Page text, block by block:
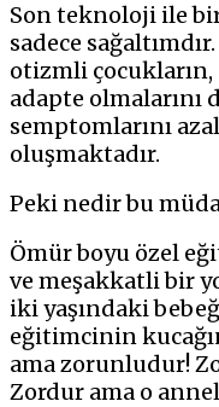
Son teknoloji ile
sadece
otizmli
adapte olmalarını
semptomlarını
oluşmaktadır.
Peki nedir bu
Ömür boyu özel
ve meşakkatli bir
iki yaşındaki
eğitimcinin
ama zorunludur!
Zordur ama o